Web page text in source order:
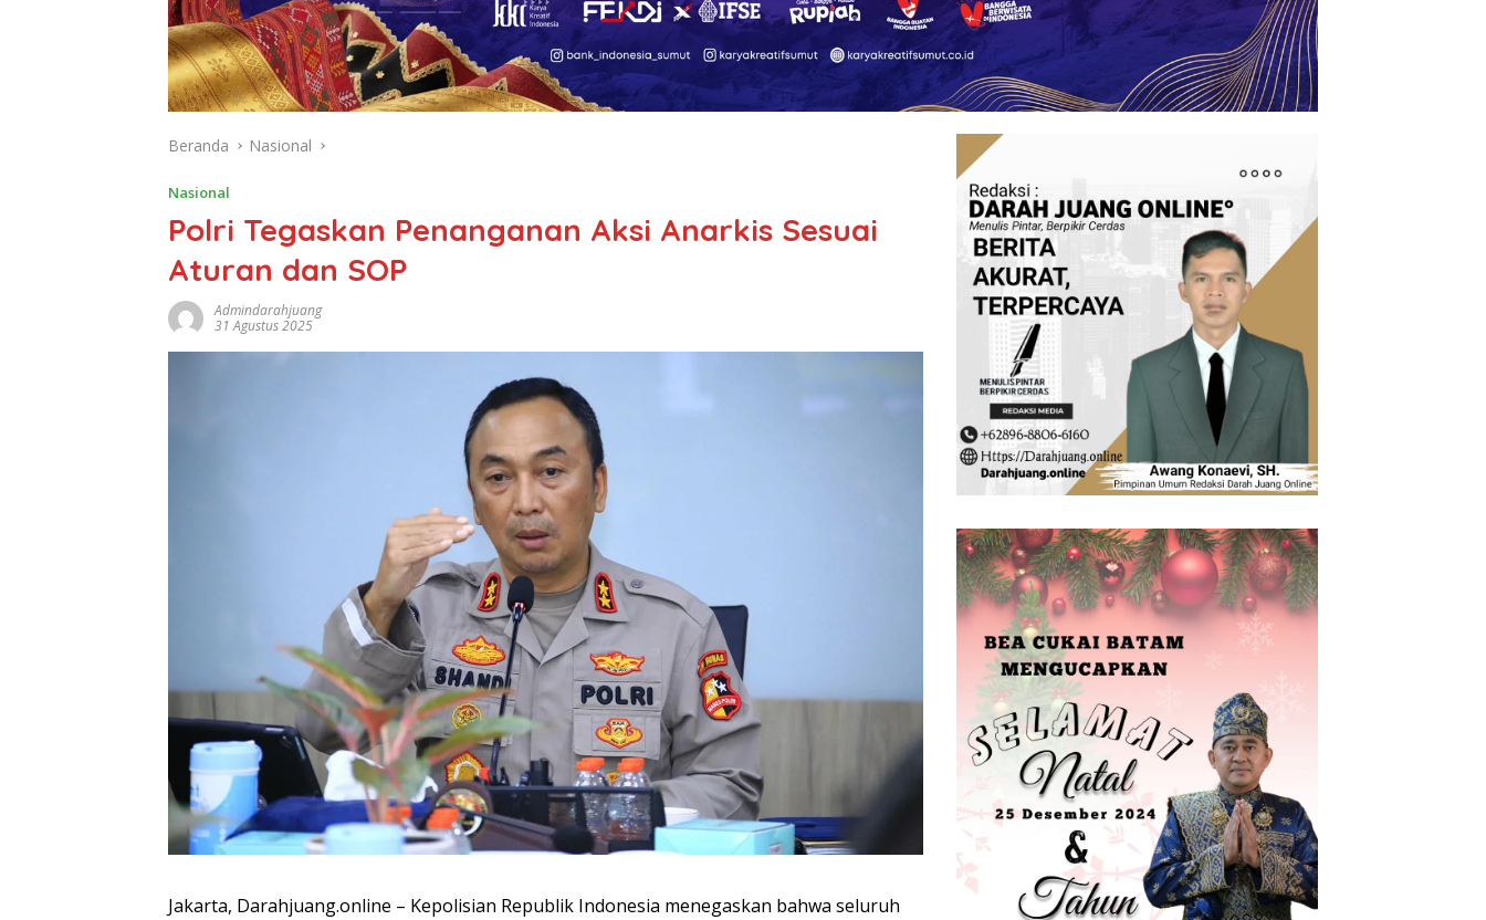
Beranda Nasional
Nasional
Polri Tegaskan Penanganan Aksi Anarkis Sesuai
Aturan dan SOP
Admindarahjuang
31 Agustus 2025
Jakarta, Darahjuang.online – Kepolisian Republik Indonesia menegaskan bahwa seluruh